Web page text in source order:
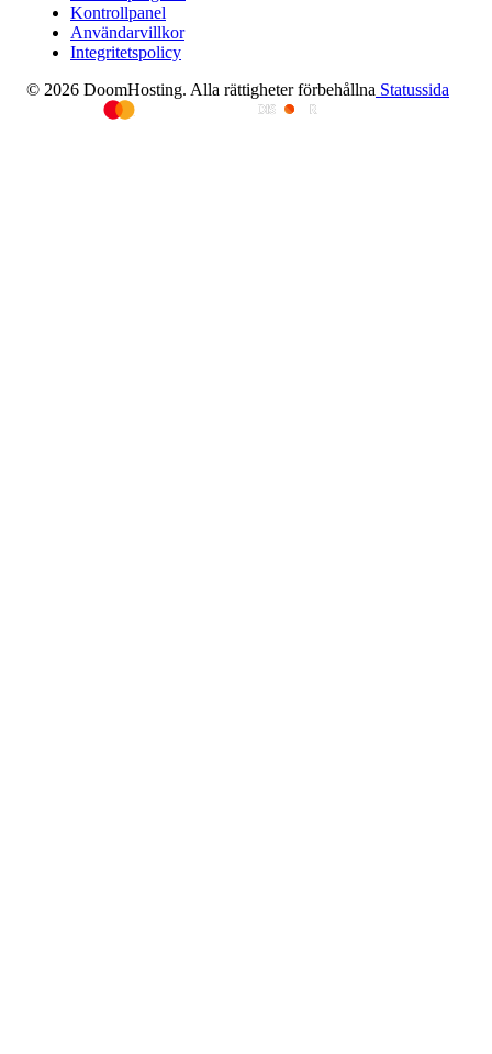
Kontrollpanel
Användarvillkor
Integritetspolicy
© 2026 DoomHosting. Alla rättigheter förbehållna Statussida